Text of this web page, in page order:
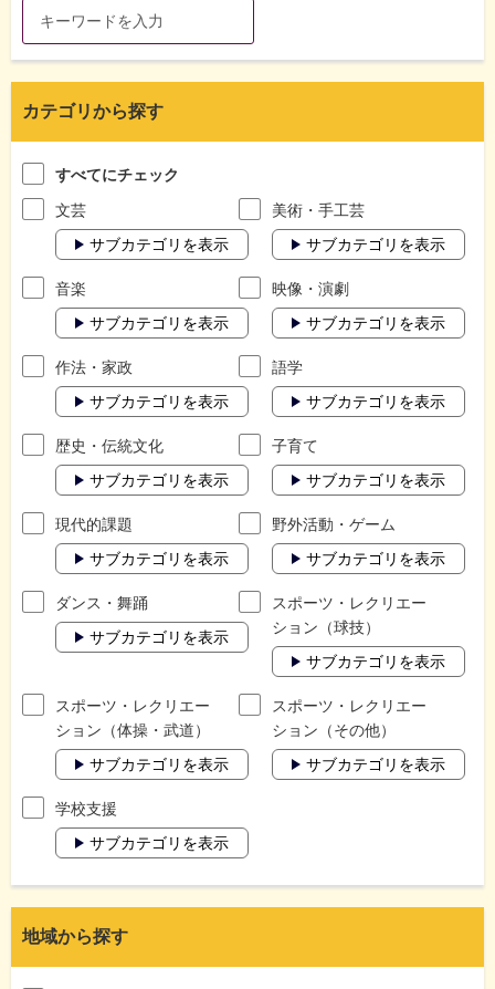
カテゴリから探す
すべてにチェック
文芸
サブカテゴリを表示
美術・手工芸
サブカテゴリを表示
音楽
サブカテゴリを表示
映像・演劇
サブカテゴリを表示
作法・家政
サブカテゴリを表示
語学
サブカテゴリを表示
歴史・伝統文化
サブカテゴリを表示
子育て
サブカテゴリを表示
現代的課題
サブカテゴリを表示
野外活動・ゲーム
サブカテゴリを表示
ダンス・舞踊
サブカテゴリを表示
スポーツ・レクリエー
ション（球技）
サブカテゴリを表示
スポーツ・レクリエー
ション（体操・武道）
サブカテゴリを表示
スポーツ・レクリエー
ション（その他）
サブカテゴリを表示
学校支援
サブカテゴリを表示
地域から探す